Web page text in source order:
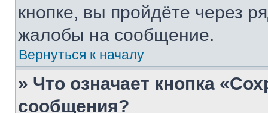
кнопке, вы пройдёте через
жалобы на сообщение.
Вернуться к началу
» Что означает кнопка
сообщения?